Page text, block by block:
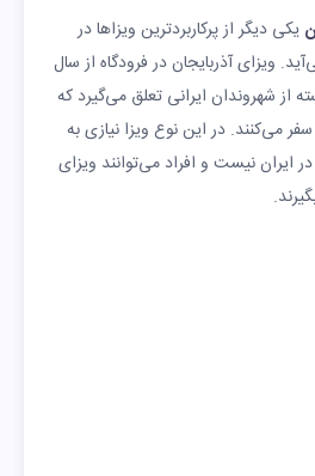
یکی دیگر از پرکاربردترین ویزاها در
ویزای آذربایجان در فرودگاه از سال
دسته از شهروندان ایرانی تعلق می‌گیرد که
سفر می‌کنند. در این نوع ویزا نیازی به
ایران نیست و افراد می‌توانند ویزای